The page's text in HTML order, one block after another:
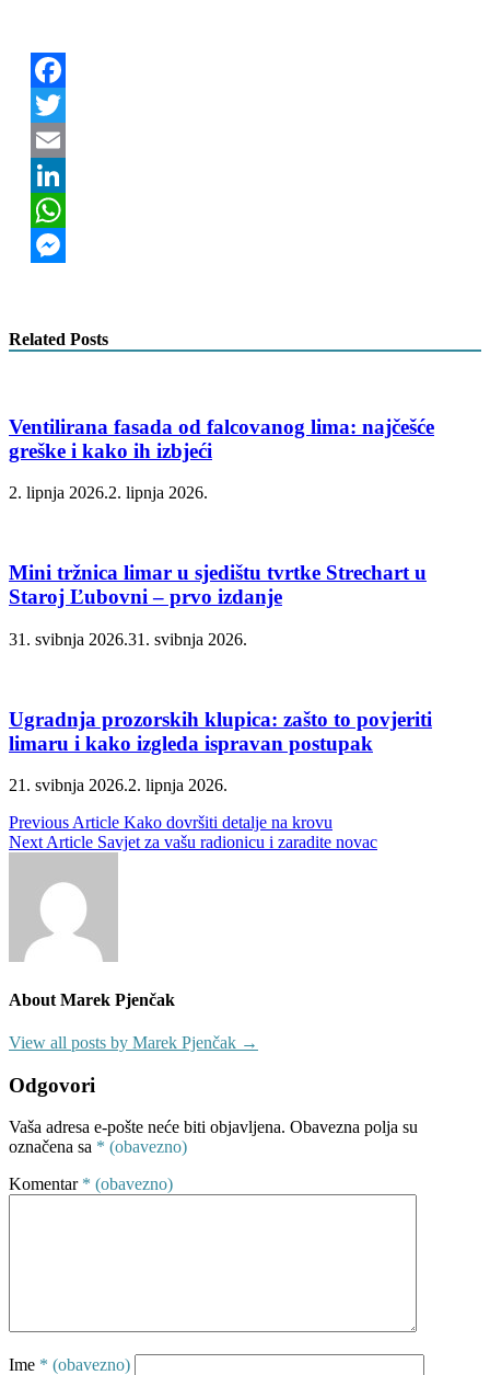
Related Posts
Ventilirana fasada od falcovanog lima: najčešće
greške i kako ih izbjeći
2. lipnja 2026.2. lipnja 2026.
Mini tržnica limar u sjedištu tvrtke Strechart u
Staroj Ľubovni – prvo izdanje
31. svibnja 2026.31. svibnja 2026.
Ugradnja prozorskih klupica: zašto to povjeriti
limaru i kako izgleda ispravan postupak
21. svibnja 2026.2. lipnja 2026.
Navigacija
objava
Previous Article Kako dovršiti detalje na krovu
Next Article Savjet za vašu radionicu i zaradite novac
About Marek Pjenčak
View all posts by Marek Pjenčak →
Odgovori
Vaša adresa e-pošte neće biti objavljena. Obavezna polja su
označena sa * (obavezno)
Komentar * (obavezno)
Ime * (obavezno)